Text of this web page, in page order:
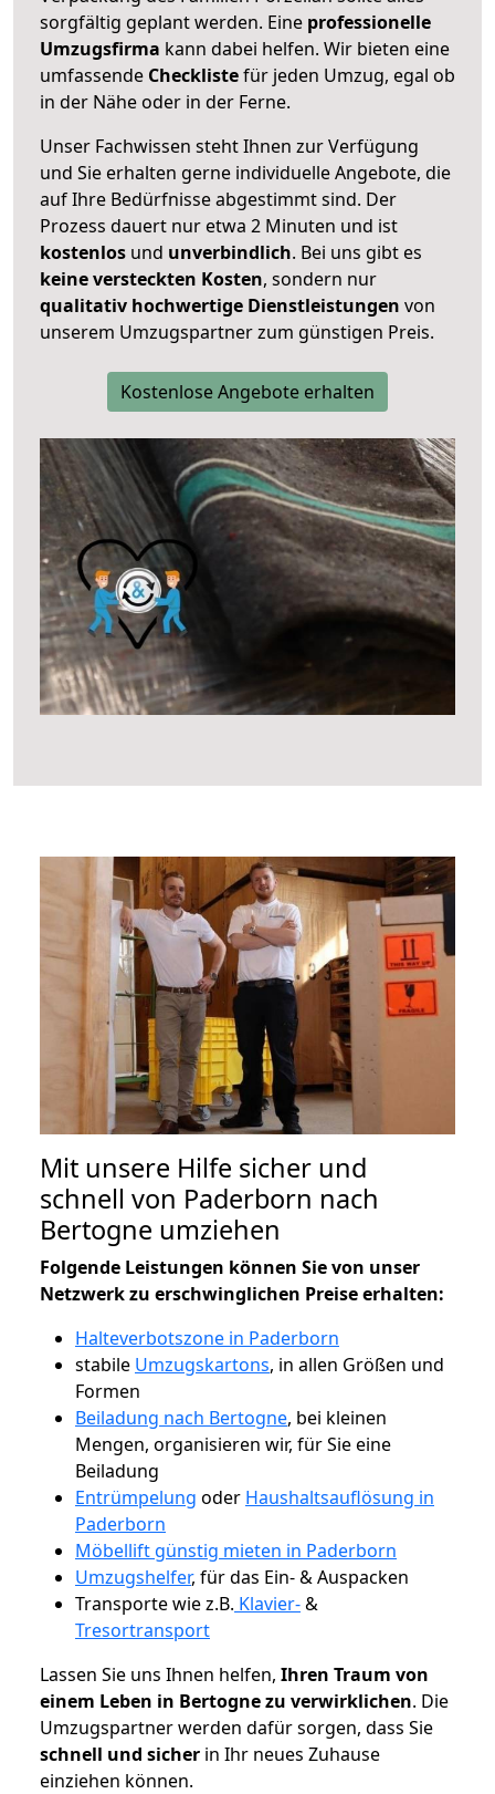
sorgfältig geplant werden. Eine professionelle
Umzugsfirma kann dabei helfen. Wir bieten eine
umfassende Checklistefür jeden Umzug, egal ob
in der Nähe oder in der Ferne.
Unser Fachwissen steht Ihnen zur Verfügung
und Sie erhalten gerne individuelle Angebote, die
auf Ihre Bedürfnisse abgestimmt sind. Der
Prozess dauert nur etwa 2 Minuten und ist
kostenlos und unverbindlich. Bei uns gibt es
keine versteckten Kosten, sondern nur
qualitativ hochwertige Dienstleistungen von
unserem Umzugspartner zum günstigen Preis.
Kostenlose Angebote erhalten
Mit unsere Hilfe sicher und
schnell von Paderborn nach
Bertogne umziehen
Folgende Leistungen können Sie von unser
Netzwerk zu erschwinglichen Preise erhalten:
Halteverbotszone in Paderborn
stabile Umzugskartons, in allen Größen und
Formen
Beiladung nach Bertogne, bei kleinen
Mengen, organisieren wir, für Sie eine
Beiladung
Entrümpelung oder Haushaltsauflösung in
Paderborn
Möbellift günstig mieten in Paderborn
Umzugshelfer, für das Ein- & Auspacken
Transporte wie z.B. Klavier-&
Tresortransport
Lassen Sie uns Ihnen helfen, Ihren Traum von
einem Leben in Bertogne zu verwirklichen. Die
Umzugspartner werden dafür sorgen, dass Sie
schnell und sicher in Ihr neues Zuhause
einziehen können.